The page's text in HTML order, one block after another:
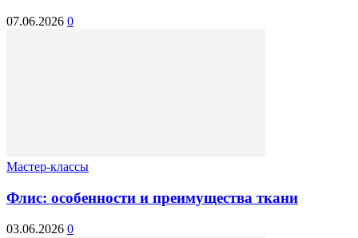
07.06.2026 0
Мастер-классы
Флис: особенности и преимущества ткани
03.06.2026 0